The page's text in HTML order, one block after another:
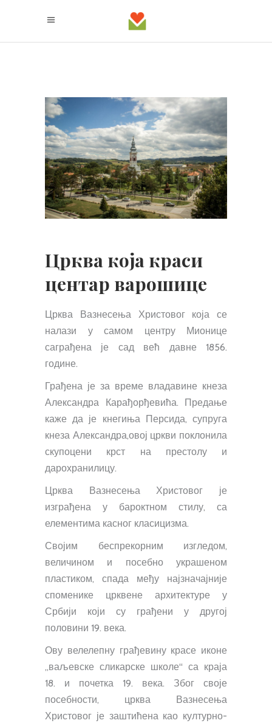
Црква која краси
центар варошице
Црква Вазнесења Христовог која се
налази у самом центру Мионице
саграђена је сад већ давне 1856.
године.
Грађена је за време владавине кнеза
Александра Карађорђевића. Предање
каже да је кнегиња Персида, супруга
кнеза Александра,овој цркви поклонила
скупоцени крст на престолу и
дарохранилицу.
Црква Вазнесења Христовог је
изграђена у бароктном стилу, са
елементима касног класицизма.
Својим беспрекорним изгледом,
величином и посебно украшеном
пластиком, спада међу најзначајније
споменике црквене архитектуре у
Србији који су грађени у другој
половини 19. века.
Ову велелепну грађевину красе иконе
„ваљевске сликарске школе“ са краја
18. и почетка 19. века. Због своје
посебности, црква Вазнесења
Христовог је заштићена као културно-